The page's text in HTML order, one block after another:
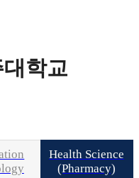
학교
Health Science
(Pharmacy)